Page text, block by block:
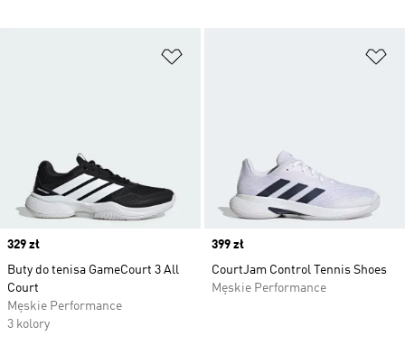
Price
329 zł
Buty do tenisa GameCourt 3 All
Court
Męskie Performance
3 kolory
Price
399 zł
CourtJam Control Tennis Shoes
Męskie Performance